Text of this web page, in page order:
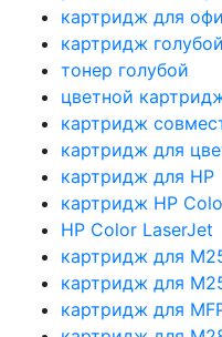
картридж для
картридж голубой
тонер голубой
цветной
картридж
картридж для
картридж для HP
картридж HP
HP Color LaserJet
картридж для
картридж для
картридж для